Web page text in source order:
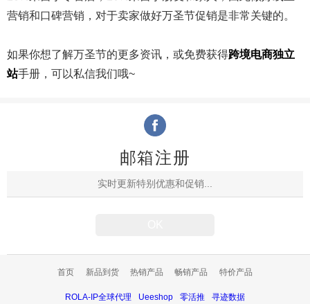
营销和口碑营销，对于卖家做好万圣节促销是非常关键的。
如果你想了解万圣节的更多资讯，或免费获得跨境电商独立
站手册，可以私信我们哦~
邮箱注册
首页 新品到货 热销产品 畅销产品 特价产品
ROLA-IP全球代理 Ueeshop 零活推 寻迹数据